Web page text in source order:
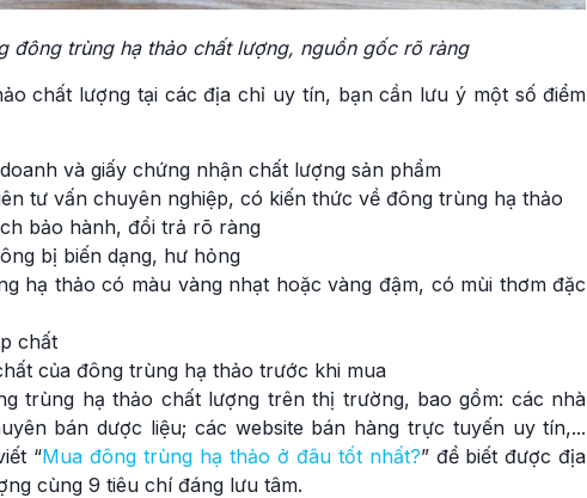
đông trùng hạ thảo chất lượng, nguồn gốc rõ ràng
chất lượng tại các địa chỉ uy tín, bạn cần lưu ý một số điểm
và giấy chứng nhận chất lượng sản phẩm
tư vấn chuyên nghiệp, có kiến thức về đông trùng hạ thảo
bảo hành, đổi trả rõ ràng
bị biến dạng, hư hỏng
hạ thảo có màu vàng nhạt hoặc vàng đậm, có mùi thơm đặc
chất
của đông trùng hạ thảo trước khi mua
trùng hạ thảo chất lượng trên thị trường, bao gồm: các nhà
bán dược liệu; các website bán hàng trực tuyến uy tín,...
“Mua đông trùng hạ thảo ở đâu tốt nhất?” để biết được địa
cùng 9 tiêu chí đáng lưu tâm.